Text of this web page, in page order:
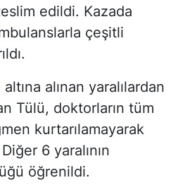
edildi. Kazada
çeşitli
alınan yaralılardan
Tülü, doktorların tüm
kurtarılamayarak
6 yaralının
öğrenildi.